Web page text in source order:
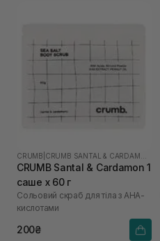
CRUMB
CRUMB Santal & Cardamon 1
саше х 60 г
Сольовий скраб для тіла з AHA-
кислотами
200₴